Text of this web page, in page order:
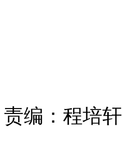
责编： 程培轩